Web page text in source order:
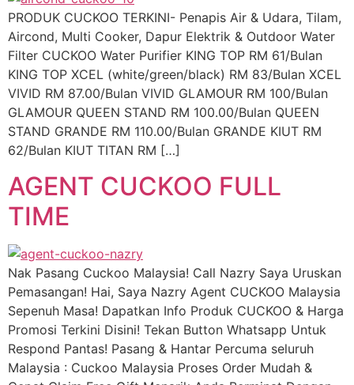
PRODUK CUCKOO TERKINI- Penapis Air & Udara, Tilam,
Aircond, Multi Cooker, Dapur Elektrik & Outdoor Water
Filter CUCKOO Water Purifier KING TOP RM 61/Bulan
KING TOP XCEL (white/green/black) RM 83/Bulan XCEL
VIVID RM 87.00/Bulan VIVID GLAMOUR RM 100/Bulan
GLAMOUR QUEEN STAND RM 100.00/Bulan QUEEN
STAND GRANDE RM 110.00/Bulan GRANDE KIUT RM
62/Bulan KIUT TITAN RM […]
AGENT CUCKOO FULL
TIME
Nak Pasang Cuckoo Malaysia! Call Nazry Saya Uruskan
Pemasangan! Hai, Saya Nazry Agent CUCKOO Malaysia
Sepenuh Masa! Dapatkan Info Produk CUCKOO & Harga
Promosi Terkini Disini! Tekan Button Whatsapp Untuk
Respond Pantas! Pasang & Hantar Percuma seluruh
Malaysia : Cuckoo Malaysia Proses Order Mudah &